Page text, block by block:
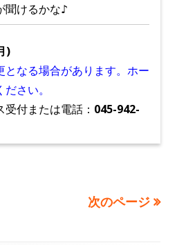
聞けるかな♪
)
となる場合があります。ホー
さい。
付または電話： 045-942-
次のページ